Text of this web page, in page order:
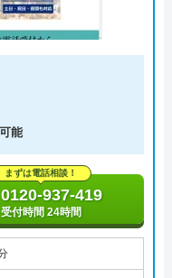
能
まずは電話相談！
0120-937-419
受付時間 24時間